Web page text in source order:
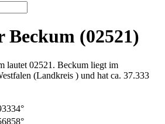
(02521)
lautet 02521. Beckum liegt im
(Landkreis ) und hat ca. 37.333